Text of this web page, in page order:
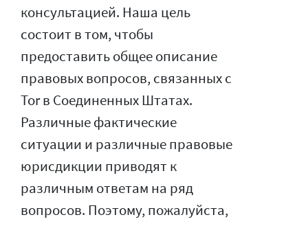
консультацией. Наша цель
состоит в том, чтобы
предоставить общее описание
правовых вопросов, связанных с
Tor в Соединенных Штатах.
Различные фактические
ситуации и различные правовые
юрисдикции приводят к
различным ответам на ряд
вопросов. Поэтому, пожалуйста,